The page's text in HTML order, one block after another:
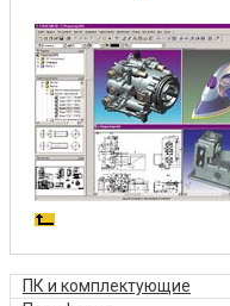
ПК и комплектующие